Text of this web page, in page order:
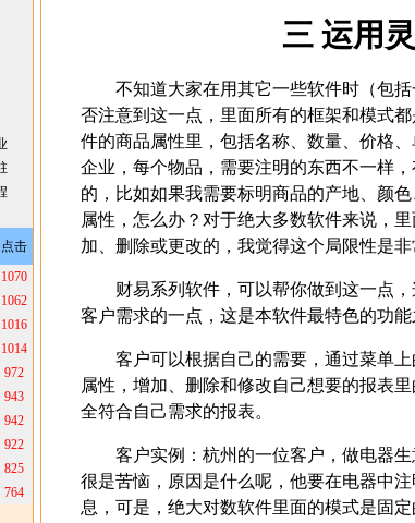
点击
1070
1062
1016
1014
972
943
942
922
825
764
三 运用
不知道大家在用其它一些软件时（包
否注意到这一点，里面所有的框架和模式
件的商品属性里，包括名称、数量、价格
企业，每个物品，需要注明的东西不一样
的，比如如果我需要标明商品的产地、颜
属性，怎么办？对于绝大多数软件来说，
加、删除或更改的，我觉得这个局限性是非
财易系列软件，可以帮你做到这一点
客户需求的一点，这是本软件最特色的功能
客户可以根据自己的需要，通过菜单
属性，增加、删除和修改自己想要的报表
全符合自己需求的报表。
客户实例：杭州的一位客户，做电器
很是苦恼，原因是什么呢，他要在电器中
息，可是，绝大对数软件里面的模式是固定